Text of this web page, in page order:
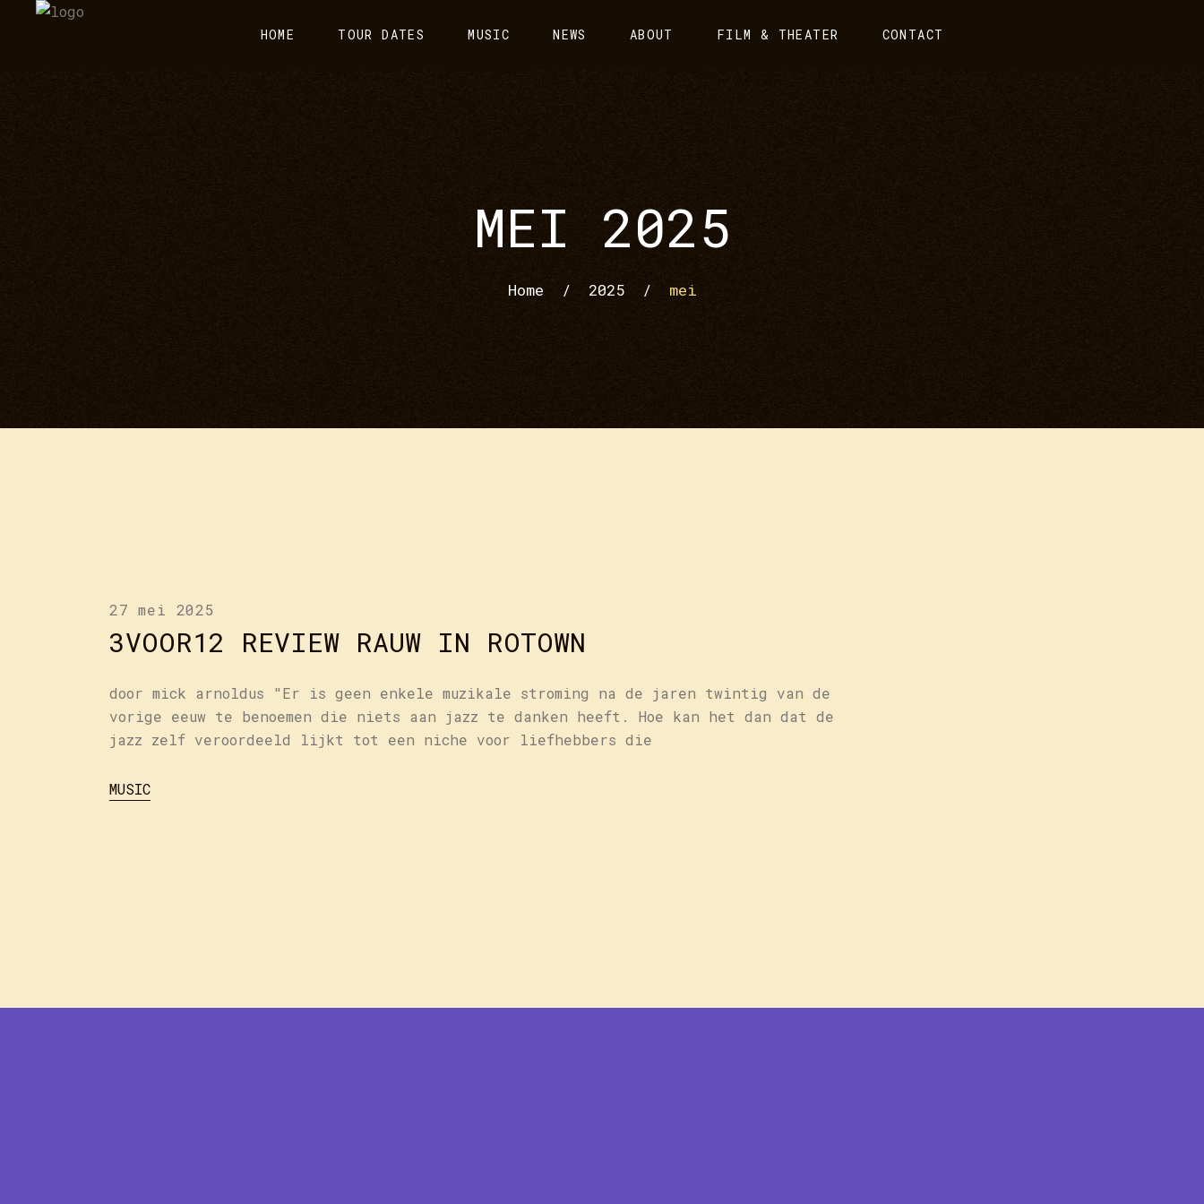
HOME TOUR DATES MUSIC NEWS ABOUT FILM & THEATER CONTACT
MEI 2025
Home / 2025/ mei
27 mei 2025
3VOOR12 REVIEW RAUW IN ROTOWN
door mick arnoldus "Er is geen enkele muzikale stroming na de jaren twintig van de
vorige eeuw te benoemen die niets aan jazz te danken heeft. Hoe kan het dan dat de
jazz zelf veroordeeld lijkt tot een niche voor liefhebbers die
MUSIC